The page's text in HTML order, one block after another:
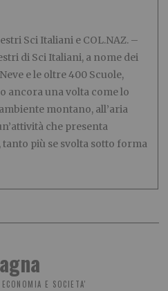
Sci Italiani e COL.NAZ. –
di Sci Italiani, a nome dei
e le oltre 400 Scuole,
ancora una volta come lo
montano, all’aria
che presenta
più se svolta sotto forma
ECONOMIA E SOCIETA'